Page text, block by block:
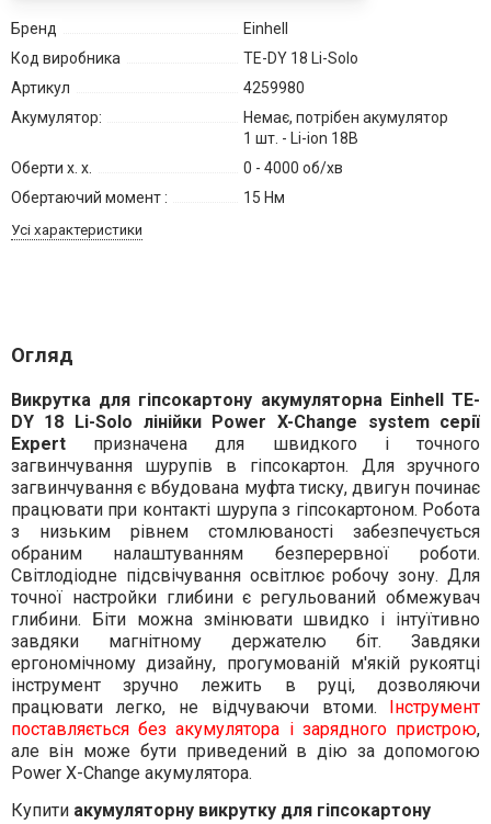
Бренд
Einhell
Код виробника
TE-DY 18 Li-Solo
Артикул
4259980
Акумулятор:
Немає, потрібен акумулятор
1 шт. - Li-ion 18В
Оберти х. х.
0 - 4000 об/хв
Обертаючий момент :
15 Нм
Усі характеристики
Огляд
Викрутка для гіпсокартону акумуляторна Einhell TE-
DY 18 Li-Solo лінійки Power X-Change system серії
Expertпризначена для швидкого і точного
загвинчування шурупів в гіпсокартон. Для зручного
загвинчування є вбудована муфта тиску, двигун починає
працювати при контакті шурупа з гіпсокартоном. Робота
з низьким рівнем стомлюваності забезпечується
обраним налаштуванням безперервної роботи.
Світлодіодне підсвічування освітлює робочу зону. Для
точної настройки глибини є регульований обмежувач
глибини. Біти можна змінювати швидко і інтуїтивно
завдяки магнітному держателю біт. Завдяки
ергономічному дизайну, прогумованій м'якій рукоятці
інструмент зручно лежить в руці, дозволяючи
працювати легко, не відчуваючи втоми. Інструмент
поставляється без акумулятора і зарядного пристрою,
але він може бути приведений в дію за допомогою
Power X-Change акумулятора.
Купити акумуляторну викрутку для гіпсокартону